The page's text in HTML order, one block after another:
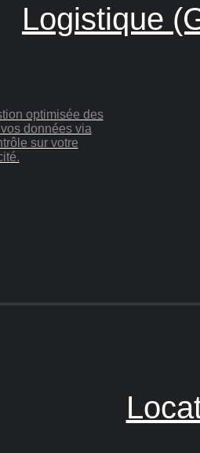
Logistique
optimisée des
données via
sur votre